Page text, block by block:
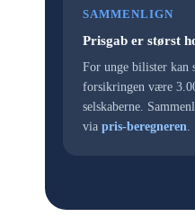
SAMMENLIGN
Prisgab er størst
For unge bilister kan
forsikringen være
selskaberne.
viapris-beregneren